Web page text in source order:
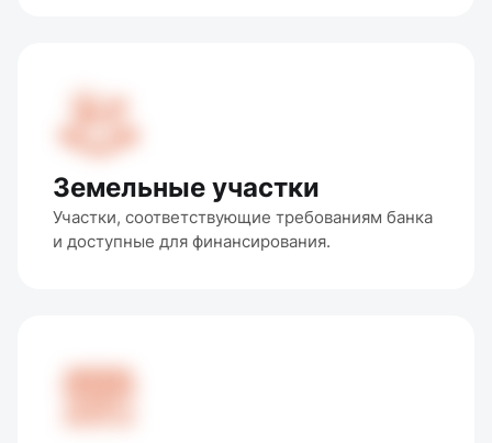
Земельные участки
Участки, соответствующие требованиям банка
и доступные для финансирования.